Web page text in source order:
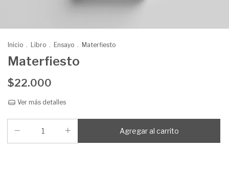
Inicio . Libro . Ensayo . Materfiesto
Materfiesto
$22.000
Ver más detalles